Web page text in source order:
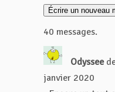
40 messages.
Odyssee
janvier 2020